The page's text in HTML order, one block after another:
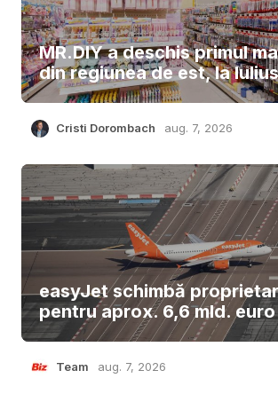
MR.DIY a deschis primul
din regiunea de est, la
Cristi Dorombach aug. 7, 2026
easyJet schimbă
pentru aprox. 6,6 mld. euro
Team aug. 7, 2026